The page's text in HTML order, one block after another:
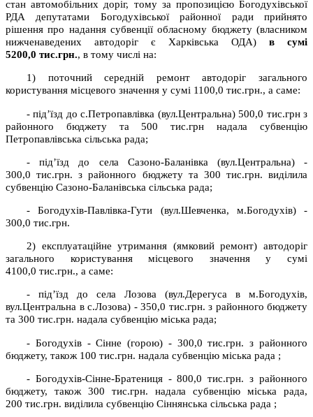
стан автомобільних доріг, тому за пропозицією Богодухівської
РДА депутатами Богодухівської районної ради прийнято
рішення про надання субвенції обласному бюджету (власником
нижченаведених автодоріг є Харківська ОДА) в сумі
5200,0 тис.грн., в тому числі на:
1) поточний середній ремонт автодоріг загального
користування місцевого значення у сумі 1100,0 тис.грн., а саме:
- під’їзд до с.Петропавлівка (вул.Центральна) 500,0 тис.грн з
районного бюджету та 500 тис.грн надала субвенцію
Петропавлівська сільська рада;
- під’їзд до села Сазоно-Баланівка (вул.Центральна) -
300,0 тис.грн. з районного бюджету та 300 тис.грн. виділила
субвенцію Сазоно-Баланівська сільська рада;
- Богодухів-Павлівка-Гути (вул.Шевченка, м.Богодухів) -
300,0 тис.грн.
2) експлуатаційне утримання (ямковий ремонт) автодоріг
загального користування місцевого значення у сумі
4100,0 тис.грн., а саме:
- під’їзд до села Лозова (вул.Дерегуса в м.Богодухів,
вул.Центральна в с.Лозова) - 350,0 тис.грн. з районного бюджету
та 300 тис.грн. надала субвенцію міська рада;
- Богодухів - Сінне (горою) - 300,0 тис.грн. з районного
бюджету, також 100 тис.грн. надала субвенцію міська рада ;
- Богодухів-Сінне-Братениця - 800,0 тис.грн. з районного
бюджету, також 300 тис.грн. надала субвенцію міська рада,
200 тис.грн. виділила субвенцію Сіннянська сільська рада ;